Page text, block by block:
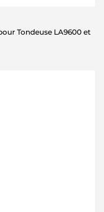
Tondeuse LA9600 et